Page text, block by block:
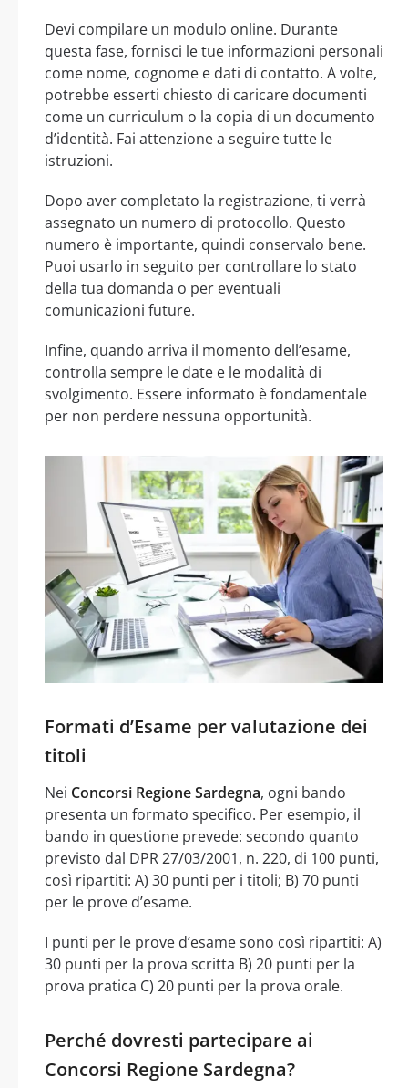
Devi compilare un modulo online. Durante
questa fase, fornisci le tue informazioni personali
come nome, cognome e dati di contatto. A volte,
potrebbe esserti chiesto di caricare documenti
come un curriculum o la copia di un documento
d’identità. Fai attenzione a seguire tutte le
istruzioni.
Dopo aver completato la registrazione, ti verrà
assegnato un numero di protocollo. Questo
numero è importante, quindi conservalo bene.
Puoi usarlo in seguito per controllare lo stato
della tua domanda o per eventuali
comunicazioni future.
Infine, quando arriva il momento dell’esame,
controlla sempre le date e le modalità di
svolgimento. Essere informato è fondamentale
per non perdere nessuna opportunità.
Formati d’Esame per valutazione dei
titoli
Nei Concorsi Regione Sardegna, ogni bando
presenta un formato specifico. Per esempio, il
bando in questione prevede: secondo quanto
previsto dal DPR 27/03/2001, n. 220, di 100 punti,
così ripartiti: A) 30 punti per i titoli; B) 70 punti
per le prove d’esame.
I punti per le prove d’esame sono così ripartiti: A)
30 punti per la prova scritta B) 20 punti per la
prova pratica C) 20 punti per la prova orale.
Perché dovresti partecipare ai
Concorsi Regione Sardegna?